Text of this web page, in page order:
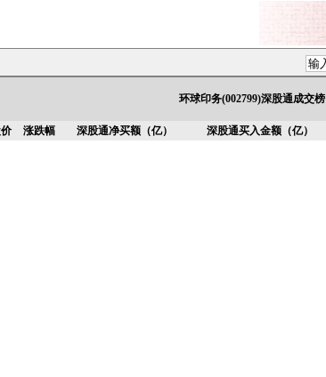
环球印务(002799)深股通成交榜
涨跌幅 深股通净买额（亿） 深股通买入金额（亿）